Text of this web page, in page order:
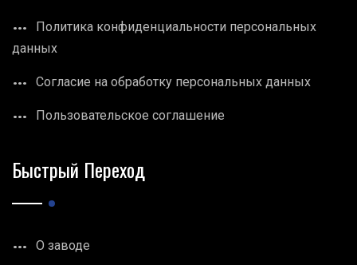
Политика конфиденциальности персональных
данных
Согласие на обработку персональных данных
Пользовательское соглашение
Быстрый Переход
О заводе